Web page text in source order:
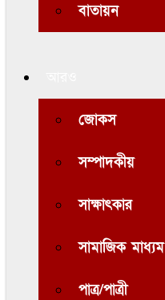
বাতায়ন
জোকস
সম্পাদকীয়
সাক্ষাৎকার
সামাজিক মাধ্যম
পাত্র/পাত্রী